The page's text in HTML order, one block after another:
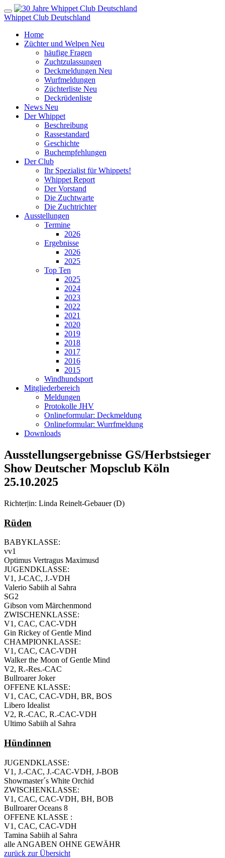
Whippet Club Deutschland
Home
Züchter und Welpen Neu
häufige Fragen
Zuchtzulassungen
Deckmeldungen Neu
Wurfmeldungen
Züchterliste Neu
Deckrüdenliste
News Neu
Der Whippet
Beschreibung
Rassestandard
Geschichte
Buchempfehlungen
Der Club
Ihr Spezialist für Whippets!
Whippet Report
Der Vorstand
Die Zuchtwarte
Die Zuchtrichter
Ausstellungen
Termine
2026
Ergebnisse
2026
2025
Top Ten
2025
2024
2023
2022
2021
2020
2019
2018
2017
2016
2015
Windhundsport
Mitgliederbereich
Meldungen
Protokolle JHV
Onlineformular: Deckmeldung
Onlineformular: Wurrfmeldung
Downloads
Ausstellungsergebnisse GS/Herbstsieger
Show Deutscher Mopsclub Köln
25.10.2025
Richter|in: Linda Reinelt-Gebauer (D)
Rüden
BABYKLASSE:
vv1
Optimus Vertragus Maximusd
JUGENDKLASSE:
V1, J-CAC, J.-VDH
Valerio Sabiih al Sahra
SG2
Gibson vom Märchenmond
ZWISCHENKLASSE:
V1, CAC, CAC-VDH
Gin Rickey of Gentle Mind
CHAMPIONKLASSE:
V1, CAC, CAC-VDH
Walker the Moon of Gentle Mind
V2, R.-Res.-CAC
Bullroarer Joker
OFFENE KLASSE:
V1, CAC, CAC-VDH, BR, BOS
Libero Idealist
V2, R.-CAC, R.-CAC-VDH
Ultimo Sabiih al Sahra
Hündinnen
JUGENDKLASSE:
V1, J.-CAC, J.-CAC-VDH, J-BOB
Showmaster´s White Orchid
ZWISCHENKLASSE:
V1, CAC, CAC-VDH, BH, BOB
Bullroarer Oceans 8
OFFENE KLASSE :
V1, CAC, CAC-VDH
Tamina Sabiih al Sahra
alle ANGABEN OHNE GEWÄHR
zurück zur Übersicht